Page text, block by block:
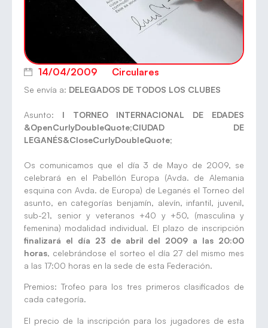
14/04/2009 Circulares
Se envía a: DELEGADOS DE TODOS LOS CLUBES
Asunto: I TORNEO INTERNACIONAL DE EDADES
&OpenCurlyDoubleQuote;CIUDAD DE
LEGANÉS&CloseCurlyDoubleQuote;
Os comunicamos que el día 3 de Mayo de 2009, se
celebrará en el Pabellón Europa (Avda. de Alemania
esquina con Avda. de Europa) de Leganés el Torneo del
asunto, en categorías benjamín, alevín, infantil, juvenil,
sub-21, senior y veteranos +40 y +50, (masculina y
femenina) modalidad individual. El plazo de inscripción
finalizará el día 23 de abril del 2009 a las 20:00
horas, celebrándose el sorteo el día 27 del mismo mes
a las 17:00 horas en la sede de esta Federación.
Premios: Trofeo para los tres primeros clasificados de
cada categoría.
El precio de la inscripción para los jugadores de esta